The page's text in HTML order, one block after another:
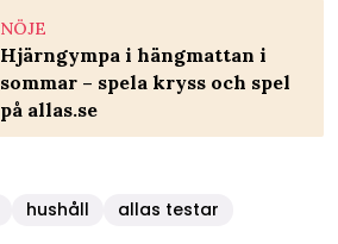
NÖJE
Hjärngympa i hängmattan i
sommar – spela kryss och spel
på allas.se
hushåll allas testar